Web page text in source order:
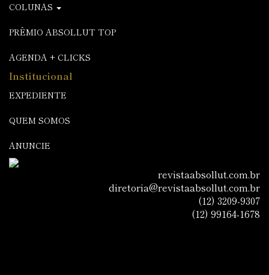
COLUNAS
PRÊMIO ABSOLLUT TOP
AGENDA + CLICKS
Institucional
EXPEDIENTE
QUEM SOMOS
ANUNCIE
revistaabsollut.com.br
diretoria@revistaabsollut.com.br
(12) 3209-9307
(12) 99164-1678